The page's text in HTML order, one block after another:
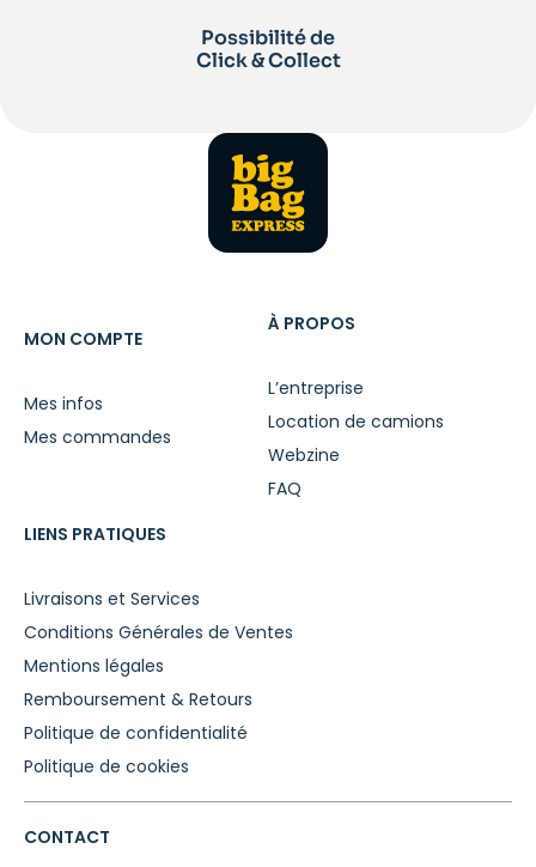
Possibilité de
Click & Collect
MON COMPTE
Mes infos
Mes commandes
À PROPOS
L’entreprise
Location de camions
Webzine
FAQ
LIENS PRATIQUES
Livraisons et Services
Conditions Générales de Ventes
Mentions légales
Remboursement & Retours
Politique de confidentialité
Politique de cookies
CONTACT